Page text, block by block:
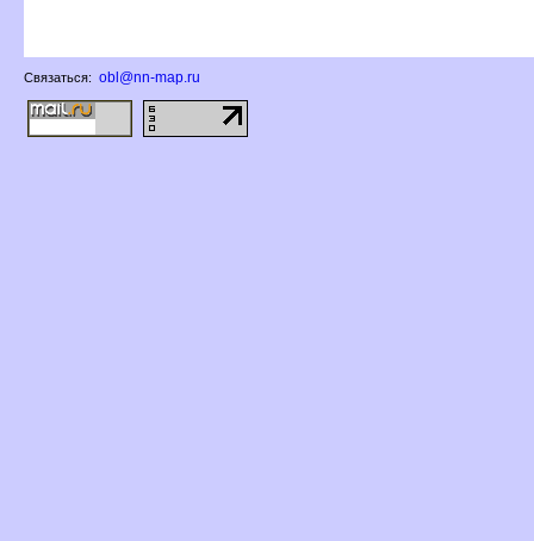
Связаться: obl@nn-map.ru